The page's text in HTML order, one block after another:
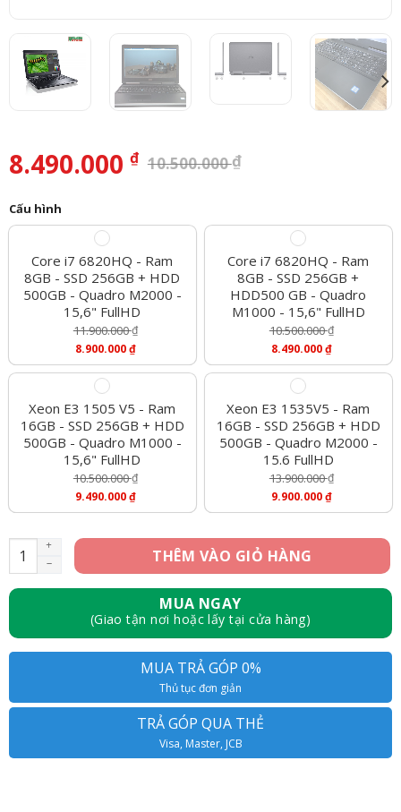
8.490.000 ₫ 10.500.000₫
Cấu hình
Core i7 6820HQ - Ram
8GB - SSD 256GB + HDD
500GB - Quadro M2000 -
15,6" FullHD
11.900.000₫
Gốc
Là:
8.900.000₫
Giá
Là:
8.900.000 ₫.
Core i7 6820HQ - Ram
8GB - SSD 256GB +
HDD500 GB - Quadro
M1000 - 15,6" FullHD
10.500.000₫
Gốc
Là:
8.490.000₫
Giá
Là:
8.490.000 ₫.
Xeon E3 1505 V5 - Ram
16GB - SSD 256GB + HDD
500GB - Quadro M1000 -
15,6" FullHD
10.500.000₫
Gốc
10.500.000 ₫.
9.490.000₫
Giá
Tại
Là:
9.490.000 ₫.
Xeon E3 1535V5 - Ram
16GB - SSD 256GB + HDD
500GB - Quadro M2000 -
15.6 FullHD
13.900.000₫
Gốc
13.900.000 ₫.
9.900.000₫
Giá
Tại
Là:
Dell Precision 7510 – Core i7 6820HQ, Ram 8GB, SSD 256GB,
THÊM VÀO GIỎ HÀNG
MUA NGAY
(Giao tận nơi hoặc lấy tại cửa hàng)
MUA TRẢ GÓP 0%
Thủ tục đơn giản
TRẢ GÓP QUA THẺ
Visa, Master, JCB